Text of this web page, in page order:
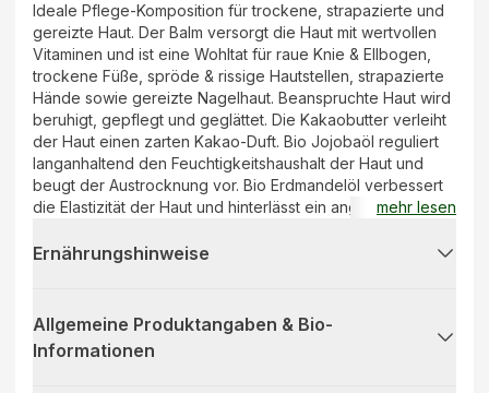
Ideale Pflege-Komposition für trockene, strapazierte und
gereizte Haut. Der Balm versorgt die Haut mit wertvollen
Vitaminen und ist eine Wohltat für raue Knie & Ellbogen,
trockene Füße, spröde & rissige Hautstellen, strapazierte
Hände sowie gereizte Nagelhaut. Beanspruchte Haut wird
beruhigt, gepflegt und geglättet. Die Kakaobutter verleiht
der Haut einen zarten Kakao-Duft. Bio Jojobaöl reguliert
langanhaltend den Feuchtigkeitshaushalt der Haut und
beugt der Austrocknung vor. Bio Erdmandelöl verbessert
die Elastizität der Haut und hinterlässt ein angenehmmehr lesen
Ernährungshinweise
Allgemeine Produktangaben & Bio-
Informationen